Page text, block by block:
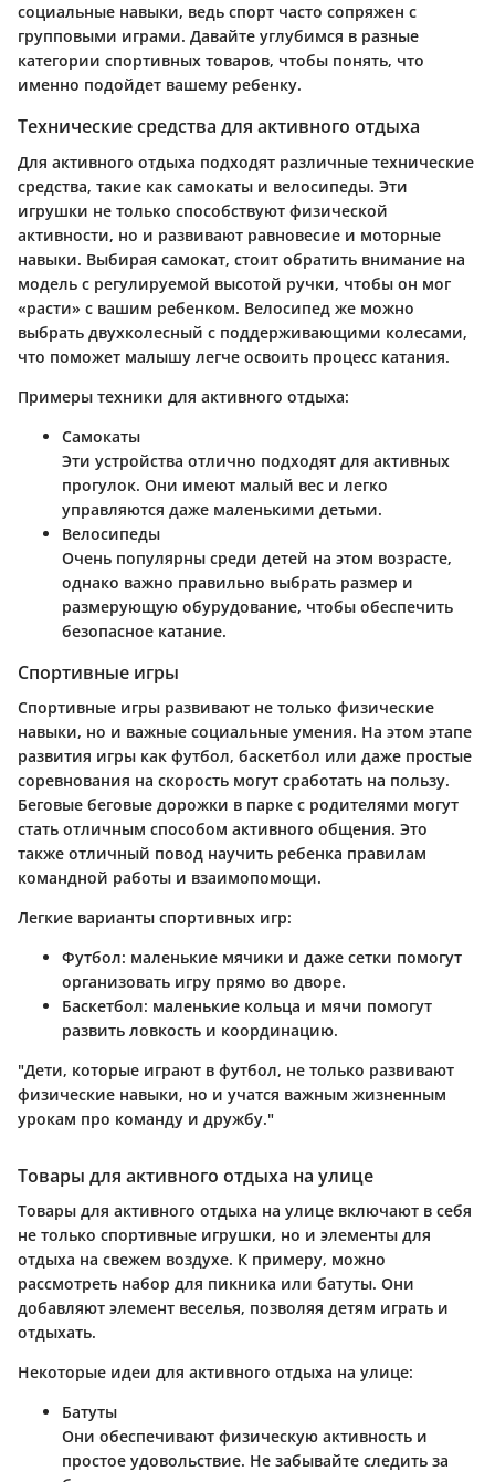
социальные навыки, ведь спорт часто сопряжен с
групповыми играми. Давайте углубимся в разные
категории спортивных товаров, чтобы понять, что
именно подойдет вашему ребенку.
Технические средства для активного отдыха
Для активного отдыха подходят различные технические
средства, такие как самокаты и велосипеды. Эти
игрушки не только способствуют физической
активности, но и развивают равновесие и моторные
навыки. Выбирая самокат, стоит обратить внимание на
модель с регулируемой высотой ручки, чтобы он мог
«расти» с вашим ребенком. Велосипед же можно
выбрать двухколесный с поддерживающими колесами,
что поможет малышу легче освоить процесс катания.
Примеры техники для активного отдыха:
Самокаты
Эти устройства отлично подходят для активных
прогулок. Они имеют малый вес и легко
управляются даже маленькими детьми.
Велосипеды
Очень популярны среди детей на этом возрасте,
однако важно правильно выбрать размер и
размерующую обурудование, чтобы обеспечить
безопасное катание.
Спортивные игры
Спортивные игры развивают не только физические
навыки, но и важные социальные умения. На этом этапе
развития игры как футбол, баскетбол или даже простые
соревнования на скорость могут сработать на пользу.
Беговые беговые дорожки в парке с родителями могут
стать отличным способом активного общения. Это
также отличный повод научить ребенка правилам
командной работы и взаимопомощи.
Легкие варианты спортивных игр:
Футбол: маленькие мячики и даже сетки помогут
организовать игру прямо во дворе.
Баскетбол: маленькие кольца и мячи помогут
развить ловкость и координацию.
"Дети, которые играют в футбол, не только развивают
физические навыки, но и учатся важным жизненным
урокам про команду и дружбу."
Товары для активного отдыха на улице
Товары для активного отдыха на улице включают в себя
не только спортивные игрушки, но и элементы для
отдыха на свежем воздухе. К примеру, можно
рассмотреть набор для пикника или батуты. Они
добавляют элемент веселья, позволяя детям играть и
отдыхать.
Некоторые идеи для активного отдыха на улице:
Батуты
Они обеспечивают физическую активность и
простое удовольствие. Не забывайте следить за